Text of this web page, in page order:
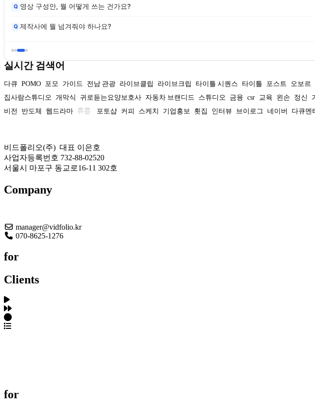
Q 영상 구성안, 뭘 어떻게 쓰는 건가요?
Q 제작사에 뭘 넘겨줘야 하나요?
실시간 검색어
다큐 POMO 포모 가이드 전남 관광 라이브클립 라이브크립 타이틀 시퀀스 타이틀 포스트 오보르
집사람스튜디오
개막식 귀로듣는요양보호사 자동차 브랜디드 스튜디오 금융 csr 교육 왼손 정신
비전
반도체 웹드라마 휴롬 포토샵 커피 스케치 기업홍보 횟집 인터뷰 브이로그 네이버 다큐멘
비드폴리오(주) 대표 이은호
사업자등록번호 732-88-02520
서울시 마포구 동교로16-11 302호
Company
manager@vidfolio.kr
070-8625-1276
for
Clients
for